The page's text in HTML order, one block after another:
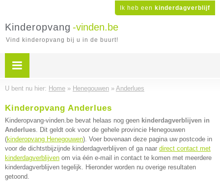
Ik heb een kinderdagverblijf
Kinderopvang -vinden.be
Vind kinderopvang bij u in de buurt!
U bent nu hier: Home » Henegouwen » Anderlues
Kinderopvang Anderlues
Kinderopvang-vinden.be bevat helaas nog geen kinderdagverblijven in
Anderlues. Dit geldt ook voor de gehele provincie Henegouwen
(kinderopvang Henegouwen). Voer bovenaan deze pagina uw postcode in
voor de dichtstbijzijnde kinderdagverblijven of ga naar direct contact met
kinderdagverblijven om via één e-mail in contact te komen met meerdere
kinderdagverblijven tegelijk. Hieronder worden nu overige resultaten
getoond.